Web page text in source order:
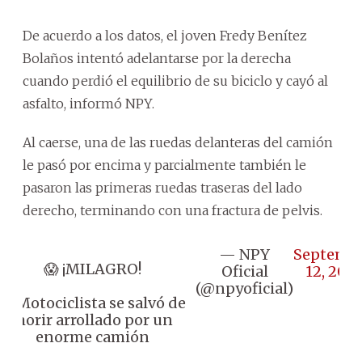
De acuerdo a los datos, el joven Fredy Benítez
Bolaños intentó adelantarse por la derecha
cuando perdió el equilibrio de su biciclo y cayó al
asfalto, informó NPY.
Al caerse, una de las ruedas delanteras del camión
le pasó por encima y parcialmente también le
pasaron las primeras ruedas traseras del lado
derecho, terminando con una fractura de pelvis.
😱 ¡MILAGRO!
Motociclista se salvó de
morir arrollado por un
enorme camión
— NPY
Oficial
(@npyoficial)
12, 2025